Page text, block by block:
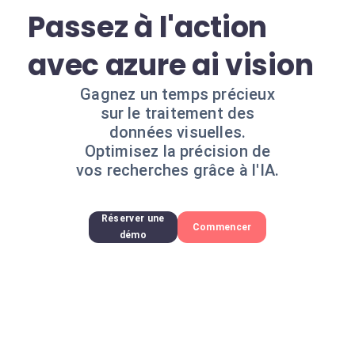
Passez à l'action
avec azure ai vision
Gagnez un temps précieux
sur le traitement des
données visuelles.
Optimisez la précision de
vos recherches grâce à l'IA.
Réserver une
démo
Commencer